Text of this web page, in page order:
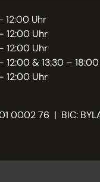
12:00 Uhr
12:00 Uhr
12:00 Uhr
12:00 & 13:30 –
12:00 Uhr
0002 76 | BIC: